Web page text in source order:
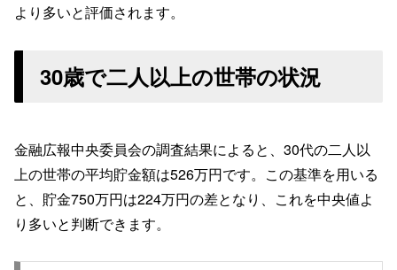
より多いと評価されます。
30歳で二人以上の世帯の状況
金融広報中央委員会の調査結果によると、30代の二人以
上の世帯の平均貯金額は526万円です。この基準を用いる
と、貯金750万円は224万円の差となり、これを中央値よ
り多いと判断できます。